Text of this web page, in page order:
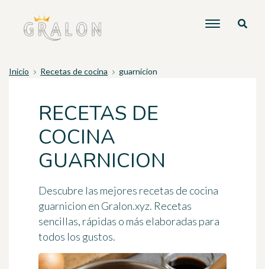
Inicio Recetas de cocina guarnicion
RECETAS DE
COCINA
GUARNICION
Descubre las mejores recetas de cocina
guarnicion en Gralon.xyz. Recetas
sencillas, rápidas o más elaboradas para
todos los gustos.